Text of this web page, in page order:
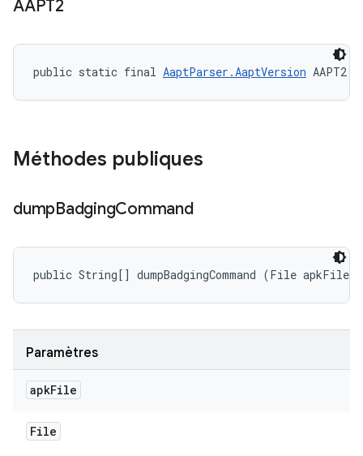
AAPT2
public static final AaptParser.AaptVersion AAPT2
Méthodes publiques
dumpBadgingCommand
public String[] dumpBadgingCommand (File apkFile)
Paramètres
apkFile
File